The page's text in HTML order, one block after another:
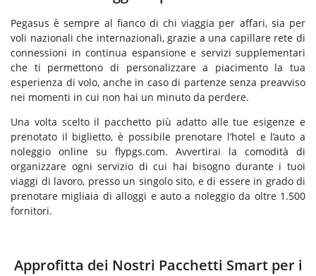
Pegasus è sempre al fianco di chi viaggia per affari, sia per
voli nazionali che internazionali, grazie a una capillare rete di
connessioni in continua espansione e servizi supplementari
che ti permettono di personalizzare a piacimento la tua
esperienza di volo, anche in caso di partenze senza preavviso
nei momenti in cui non hai un minuto da perdere.
Una volta scelto il pacchetto più adatto alle tue esigenze e
prenotato il biglietto, è possibile prenotare l’hotel e l’auto a
noleggio online su flypgs.com. Avvertirai la comodità di
organizzare ogni servizio di cui hai bisogno durante i tuoi
viaggi di lavoro, presso un singolo sito, e di essere in grado di
prenotare migliaia di alloggi e auto a noleggio da oltre 1.500
fornitori.
Approfitta dei Nostri Pacchetti Smart per i